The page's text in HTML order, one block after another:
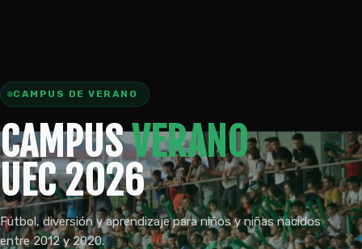
CAMPUS DE VERANO
CAMPUSVERANO
UEC 2026
Fútbol, diversión y aprendizaje para niños y niñas nacidos
entre 2012 y 2020.